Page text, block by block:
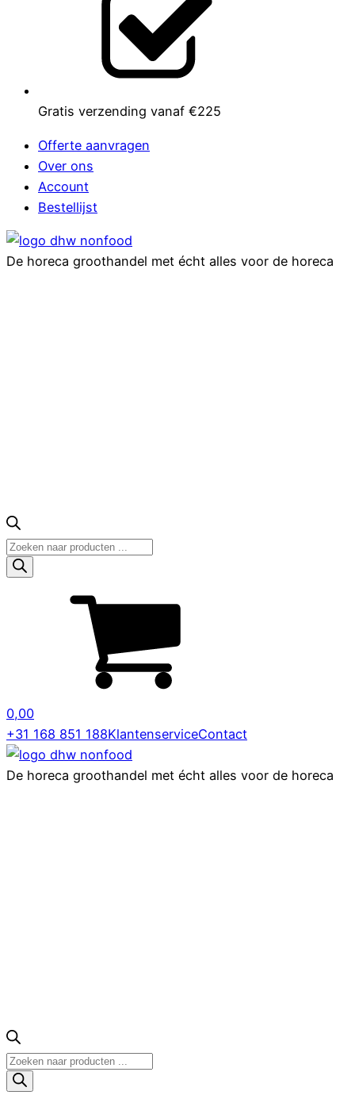
Gratis verzending vanaf €225
Offerte aanvragen
Over ons
Account
Bestellijst
De horeca groothandel met écht alles voor de horeca
Producten
zoeken
0,00
+31 168 851 188KlantenserviceContact
De horeca groothandel met écht alles voor de horeca
Producten
zoeken